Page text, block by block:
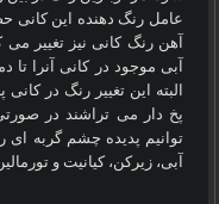
عامل رنگ دهنده این کانی
آهن رنگ کانی نیز تغییر
آبی موجود در کانی آنرا تا
البته این تغییر رنگ در
پخ دار می تراشند در
توانیم پدیده چشم گربه ای
آبی، زیرکن، کیانیت و